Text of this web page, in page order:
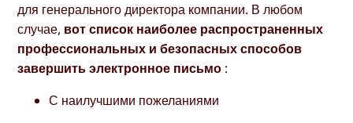
для генерального директора компании. В любом
случае, вот список наиболее распространенных
профессиональных и безопасных способов
завершить электронное письмо :
С наилучшими пожеланиями